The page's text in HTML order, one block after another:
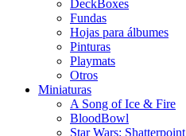
DeckBoxes
Fundas
Hojas para álbumes
Pinturas
Playmats
Otros
Miniaturas
A Song of Ice & Fire
BloodBowl
Star Wars: Shatterpoint